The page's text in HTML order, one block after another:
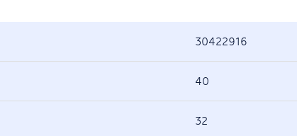
30422916
40
32